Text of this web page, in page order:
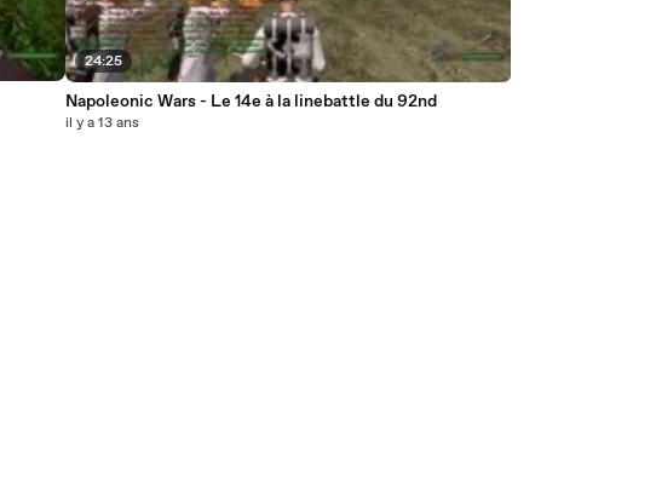
24:25
Napoleonic Wars - Le 14e à la linebattle du 92nd
il y a 13 ans